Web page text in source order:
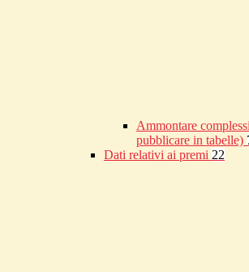
Ammontare
pubblicare in tabelle)
Dati relativi ai premi 22